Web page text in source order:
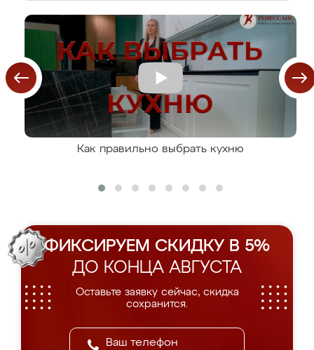
Как правильно выбрать кухню
ФИКСИРУЕМ СКИДКУ В 5%
ДО КОНЦА АВГУСТА
Оставьте заявку сейчас, скидка
сохранится.